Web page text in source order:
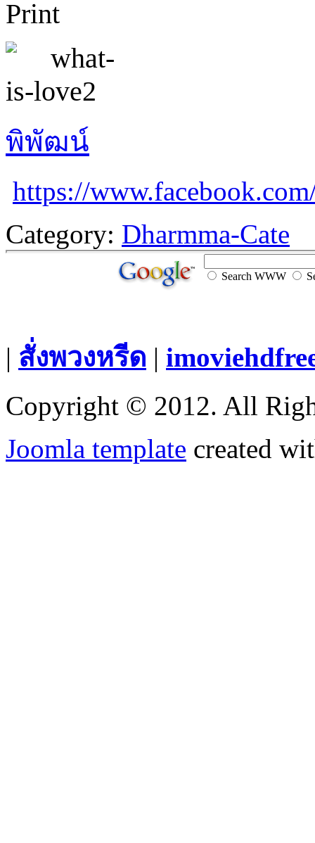
พิพัฒน์
https://
Category: Dharmma-Cate
Search WWW
| สั่งพวงหรีด |
Copyright © 2012. All
Joomla template created